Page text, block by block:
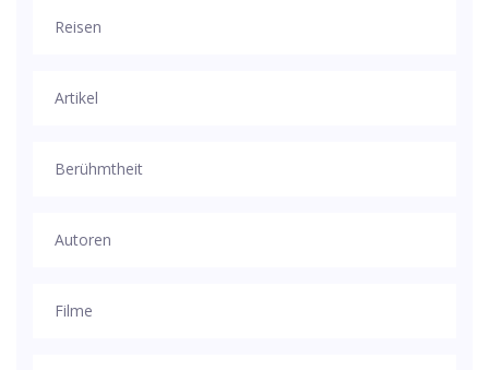
Reisen
Artikel
Berühmtheit
Autoren
Filme